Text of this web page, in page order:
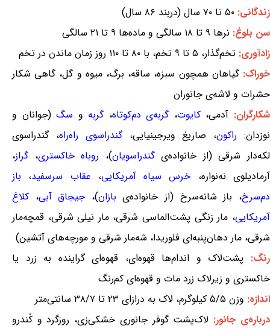
زندگانی: ۵۰ تا ۷۰ سال (دربند ۸۶ سال)
سن بلوغ: نرها ۹ تا ۱۸ سالگی و ماده‌ها ۹ تا ۲۱ سالگی
زادآوری: تخم‌گذار، ۵ تا ۹ تخم، با ۸۰ تا ۱۱۰ روز زمان ماندن در تخم
خوراک:گیاهان همچون سبزه، ساقه، برگ، میوه و گل، گاهی شکار
حشرات و لاشه‌ی جانوران
شکارگران: آدمی،کایوت،گربه‌ی دم‌کوتاه،گربه و سگ(جوانان و
نوزدان: راکون، صاریغ ویرجینیایی،گندراسوی راه‌راه، گندراسوی
لکه‌دار شرقی (از خانواده‌یگندراسویان)، روباه خاکستری،گراز،
آرمادیلوی نه‌نواره، خرس سیاه آمریکایی، عقاب سرسفید، باز
دم‌سرخ، باز شانه‌سرخ (از خانواده‌ی بازان)، جیجاق آبی، کلاغ
آمریکایی، مار زنگی پشت‌الماسی شرقی، مار نیلی شرقی، قمچه‌مار
شرقی، مار دهان‌پنبه‌ای فلوریدا، شه‌مار شرقی و مورچه‌های آتشین)
رنگ: پشت‌لاک و اندام‌ها قهوه‌ای، قهوه‌ای گراینده به زرد یا
خاکستری و زیرلاک زرد مات و قهوه‌ای کم‌رنگ
اندازه: وزن ۵/۵ کیلوگرم، لاک به درازای ۲۳ تا ۳۸/۷ سانتی‌متر
درباره‌ی جانور: لاک‌پشت گوفر جانوری خشکی‌زی، روزگرد و کُندرو